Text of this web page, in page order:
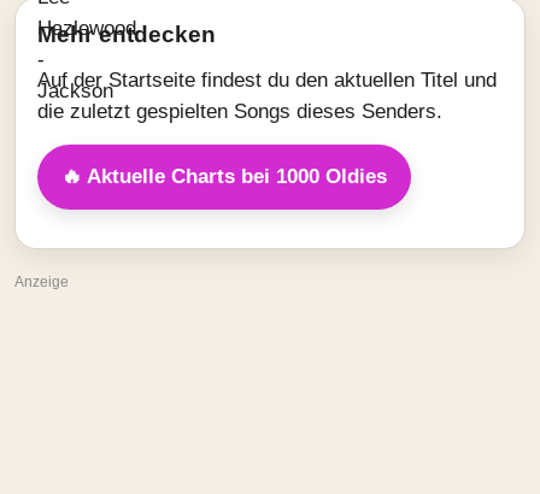
Mehr entdecken
Auf der Startseite findest du den aktuellen Titel und
die zuletzt gespielten Songs dieses Senders.
🔥 Aktuelle Charts bei 1000 Oldies
Anzeige